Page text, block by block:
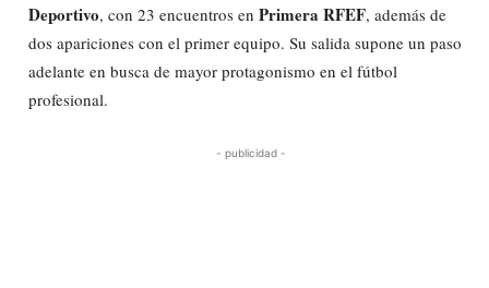
Deportivo, con 23 encuentros en Primera RFEF, además de
dos apariciones con el primer equipo. Su salida supone un paso
adelante en busca de mayor protagonismo en el fútbol
profesional.
- publicidad -